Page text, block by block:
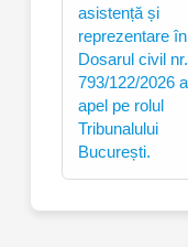
asistență și
reprezentare în
Dosarul civil nr.
793/122/2026
apel pe rolul
Tribunalului
București.